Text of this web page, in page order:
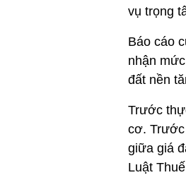
vụ trọng
Báo cáo
nhận
đất nền
Trước
cơ. Trước
giữa giá
Luật